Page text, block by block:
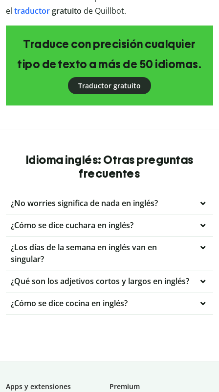
el traductorgratuito de Quillbot.
Traduce con precisión cualquier
tipo de texto a más de 50 idiomas.
Traductor gratuito
Idioma inglés: Otras preguntas
frecuentes
¿No worries significa de nada en inglés?
¿Cómo se dice cuchara en inglés?
¿Los días de la semana en inglés van en
singular?
¿Qué son los adjetivos cortos y largos en inglés?
¿Cómo se dice cocina en inglés?
Apps y extensiones
Premium